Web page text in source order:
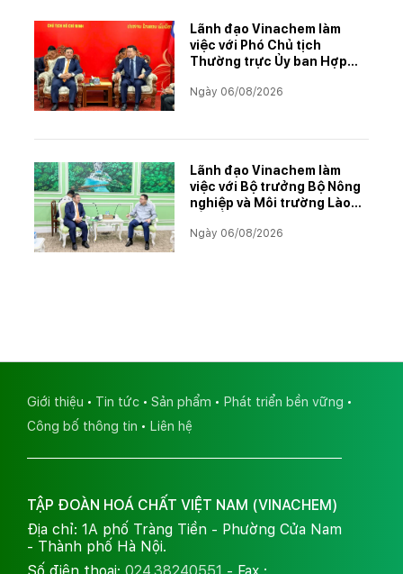
Lãnh đạo Vinachem làm
việc với Phó Chủ tịch
Thường trực Ủy ban Hợp
đẩy triển khai Dự án Kali
Ngày 06/08/2026
Lãnh đạo Vinachem làm
việc với Bộ trưởng Bộ Nông
nghiệp và Môi trường Lào
Ngày 06/08/2026
Giới thiệu Tin tức Sản phẩm
Phát triển bền vững
Công bố thông tin
Liên hệ
TẬP ĐOÀN HOÁ CHẤT VIỆT NAM (VINACHEM)
Địa chỉ: 1A phố Tràng Tiền - Phường Cửa Nam
- Thành phố Hà Nội.
Số điện thoại: 024.38240551 - Fax :